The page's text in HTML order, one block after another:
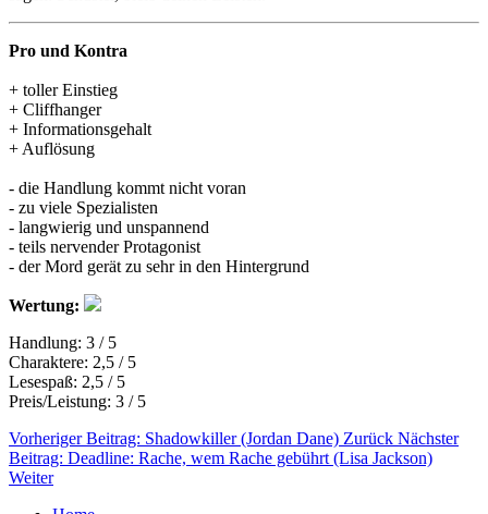
Pro und Kontra
+ toller Einstieg
+ Cliffhanger
+ Informationsgehalt
+ Auflösung
- die Handlung kommt nicht voran
- zu viele Spezialisten
- langwierig und unspannend
- teils nervender Protagonist
- der Mord gerät zu sehr in den Hintergrund
Wertung:
Handlung: 3 / 5
Charaktere: 2,5 / 5
Lesespaß: 2,5 / 5
Preis/Leistung: 3 / 5
Vorheriger Beitrag: Shadowkiller (Jordan Dane) Zurück Nächster
Beitrag: Deadline: Rache, wem Rache gebührt (Lisa Jackson)
Weiter